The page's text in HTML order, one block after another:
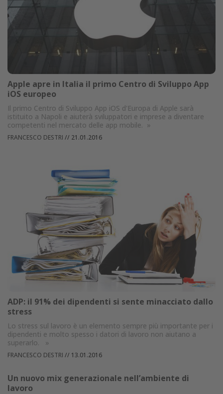
Apple apre in Italia il primo Centro di Sviluppo App
iOS europeo
Il primo Centro di Sviluppo App iOS d'Europa di Apple sarà
istituito a Napoli e aiuterà sviluppatori e imprese a diventare
competenti nel mercato delle app mobile. »
FRANCESCO DESTRI // 21.01.2016
ADP: il 91% dei dipendenti si sente minacciato dallo
stress
Lo stress sul lavoro è un elemento sempre più importante per i
dipendenti e molto spesso i datori di lavoro non aiutano a
superarlo.
»
FRANCESCO DESTRI // 13.01.2016
Un nuovo mix generazionale nell’ambiente di
lavoro